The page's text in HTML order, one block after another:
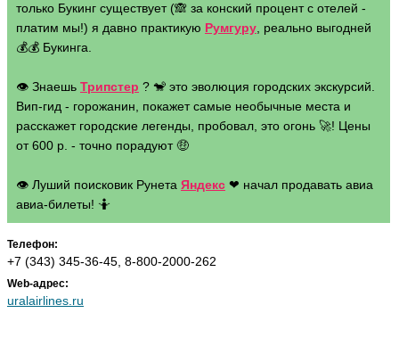
только Букинг существует (🙈 за конский процент с отелей -
платим мы!) я давно практикую Румгуру , реально выгодней
💰💰 Букинга.
👁 Знаешь Трипстер ? 🐒 это эволюция городских экскурсий.
Вип-гид - горожанин, покажет самые необычные места и
расскажет городские легенды, пробовал, это огонь 🚀! Цены
от 600 р. - точно порадуют 🤑
👁 Луший поисковик Рунета Яндекс ❤ начал продавать авиа
авиа-билеты! 🤷
Телефон:
+7 (343) 345-36-45, 8-800-2000-262
Web-адрес:
uralairlines.ru